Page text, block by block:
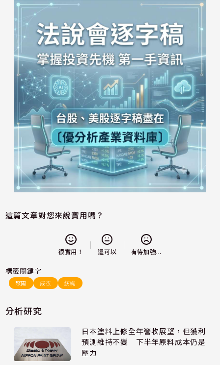
這篇文章對您來說實用嗎？
很實用！ 還可以 有待加強...
標籤關鍵字
聚陽 成衣 紡織
分析研究
日本塗料上修全年營收展望，但獲利
預測維持不變 下半年原料成本仍是
壓力